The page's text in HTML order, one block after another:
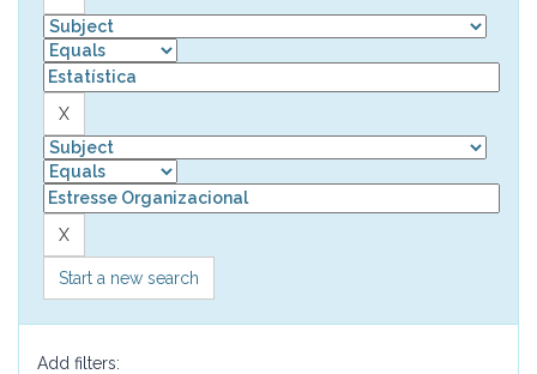
Start a new search
Add filters: